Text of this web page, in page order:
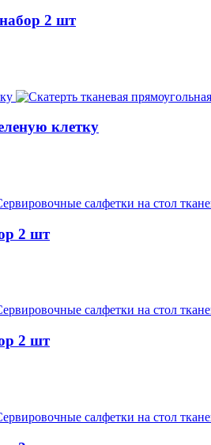
2 шт
клетку
2 шт
2 шт